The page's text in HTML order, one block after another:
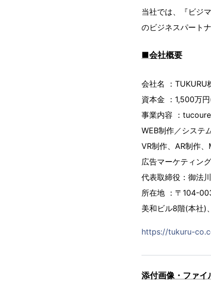
当社では、『ビジ
のビジネスパート
■会社概要
会社名 ：TUKURU
資本金 ：1,500万
事業内容 ：tucoure
WEB制作／システ
VR制作、AR制作、
広告マーケティン
代表取締役：御法
所在地 ：〒104-
美和ビル8階(本社)
https://tukuru-
添付画像・ファイ